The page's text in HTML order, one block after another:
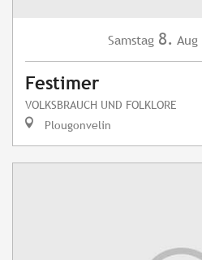
Samstag 8. Aug
Festimer
VOLKSBRAUCH UND FOLKLORE
Plougonvelin